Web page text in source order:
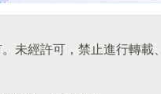
未經許可，禁止進行轉載、